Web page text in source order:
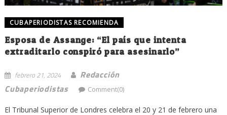
CUBAPERIODISTAS RECOMIENDA
Esposa de Assange: “El país que intenta
extraditarlo conspiró para asesinarlo”
febrero 21, 2024
Redacción
Cubaperiodistas
Comment(0)
El Tribunal Superior de Londres celebra el 20 y 21 de febrero una